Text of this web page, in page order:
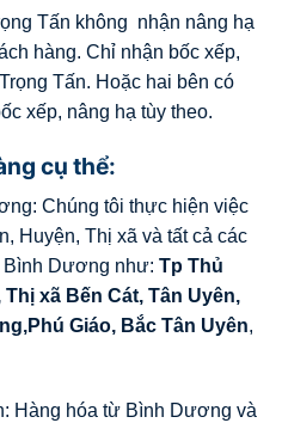
Tấn không nhận nâng hạ
hàng. Chỉ nhận bốc xếp,
Tấn. Hoặc hai bên có
xếp, nâng hạ tùy theo.
cụ thể:
Chúng tôi thực hiện việc
Huyện, Thị xã và tất cả các
Bình Dương như: Tp Thủ
xã Bến Cát, Tân Uyên,
Giáo, Bắc Tân Uyên,
Hàng hóa từ Bình Dương và